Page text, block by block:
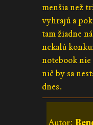
menšia než
vyhrajú a
tam žiadne
nekalú
notebook
nič by sa
dnes.
Autor: